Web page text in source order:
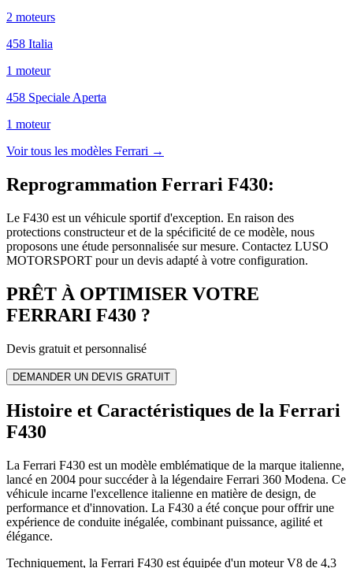
2 moteurs
458 Italia
1 moteur
458 Speciale Aperta
1 moteur
Voir tous les modèles Ferrari →
Reprogrammation Ferrari F430:
Le F430 est un véhicule sportif d'exception. En raison des
protections constructeur et de la spécificité de ce modèle, nous
proposons une étude personnalisée sur mesure. Contactez LUSO
MOTORSPORT pour un devis adapté à votre configuration.
PRÊT À OPTIMISER VOTRE
FERRARI F430 ?
Devis gratuit et personnalisé
DEMANDER UN DEVIS GRATUIT
Histoire et Caractéristiques de la Ferrari
F430
La Ferrari F430 est un modèle emblématique de la marque italienne,
lancé en 2004 pour succéder à la légendaire Ferrari 360 Modena. Ce
véhicule incarne l'excellence italienne en matière de design, de
performance et d'innovation. La F430 a été conçue pour offrir une
expérience de conduite inégalée, combinant puissance, agilité et
élégance.
Techniquement, la Ferrari F430 est équipée d'un moteur V8 de 4,3